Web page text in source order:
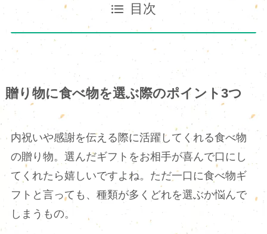
目次
贈り物に食べ物を選ぶ際のポイント3つ
内祝いや感謝を伝える際に活躍してくれる食べ物
の贈り物。選んだギフトをお相手が喜んで口にし
てくれたら嬉しいですよね。ただ一口に食べ物ギ
フトと言っても、種類が多くどれを選ぶか悩んで
しまうもの。